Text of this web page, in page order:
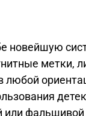
новейшую
метки,
любой
или фальшивой